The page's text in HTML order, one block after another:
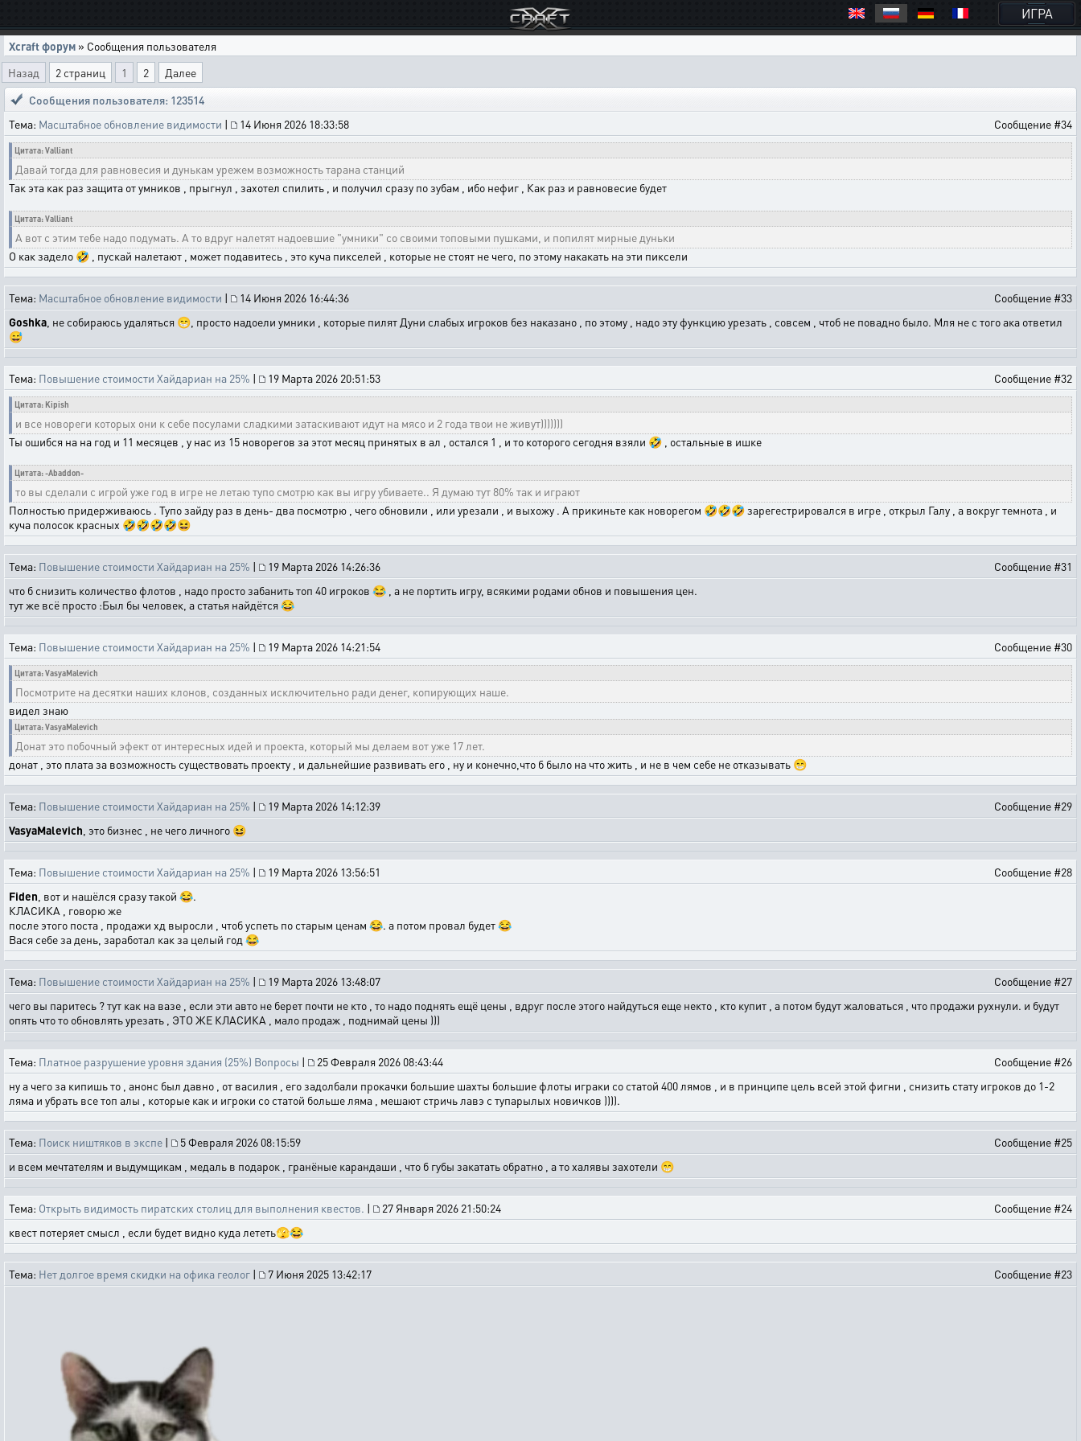
ИГРА
Xcraft форум » Сообщения пользователя
Назад
2 страниц 1 2
Далее
Сообщения пользователя: 123514
Тема: Масштабное обновление видимости | 14 Июня 2026 18:33:58 Сообщение #34
Цитата: Valliant
Давай тогда для равновесия и дунькам урежем возможность тарана станций
Так эта как раз защита от умников , прыгнул , захотел спилить , и получил сразу по зубам , ибо нефиг , Как раз и равновесие будет
Цитата: Valliant
А вот с этим тебе надо подумать. А то вдруг налетят надоевшие "умники" со своими топовыми пушками, и попилят мирные дуньки
О как задело 🤣 , пускай налетают , может подавитесь , это куча пикселей , которые не стоят не чего, по этому накакать на эти пиксели
Тема: Масштабное обновление видимости | 14 Июня 2026 16:44:36
Сообщение #33
Goshka , не собираюсь удаляться 😁, просто надоели умники , которые пилят Дуни слабых игроков без наказано , по этому , надо эту функцию урезать , совсем , чтоб не повадно было. Мля не с того ака ответил
😅
Тема: Повышение стоимости Хайдариан на 25% | 19 Марта 2026 20:51:53 Сообщение #32
Цитата: Kipish
и все новореги которых они к себе посулами сладкими затаскивают идут на мясо и 2 года твои не живут)))))))
Ты ошибся на на год и 11 месяцев , у нас из 15 новорегов за этот месяц принятых в ал , остался 1 , и то которого сегодня взяли 🤣 , остальные в ишке
Цитата: -Abaddon-
то вы сделали с игрой уже год в игре не летаю тупо смотрю как вы игру убиваете.. Я думаю тут 80% так и играют
Полностью придерживаюсь . Тупо зайду раз в день- два посмотрю , чего обновили , или урезали , и выхожу . А прикиньте как новорегом 🤣🤣🤣 зарегестрировался в игре , открыл Галу , а вокруг темнота , и
куча полосок красных 🤣🤣🤣🤣😆
Тема: Повышение стоимости Хайдариан на 25% | 19 Марта 2026 14:26:36
Сообщение #31
что б снизить количество флотов , надо просто забанить топ 40 игроков 😂 , а не портить игру, всякими родами обнов и повышения цен.
тут же всё просто :Был бы человек, а статья найдётся 😂
Тема: Повышение стоимости Хайдариан на 25% | 19 Марта 2026 14:21:54 Сообщение #30
Цитата: VasyaMalevich
Посмотрите на десятки наших клонов, созданных исключительно ради денег, копирующих наше.
видел знаю
Цитата: VasyaMalevich
Донат это побочный эфект от интересных идей и проекта, который мы делаем вот уже 17 лет.
донат , это плата за возможность существовать проекту , и дальнейшие развивать его , ну и конечно,что б было на что жить , и не в чем себе не отказывать 😁
Тема: Повышение стоимости Хайдариан на 25% | 19 Марта 2026 14:12:39
Сообщение #29
VasyaMalevich , это бизнес , не чего личного 😆
Тема: Повышение стоимости Хайдариан на 25% | 19 Марта 2026 13:56:51
Сообщение #28
Fiden , вот и нашёлся сразу такой 😂.
КЛАСИКА , говорю же
после этого поста , продажи хд выросли , чтоб успеть по старым ценам 😂. а потом провал будет 😂
Вася себе за день, заработал как за целый год 😂
Тема: Повышение стоимости Хайдариан на 25% | 19 Марта 2026 13:48:07
Сообщение #27
чего вы паритесь ? тут как на вазе , если эти авто не берет почти не кто , то надо поднять ещё цены , вдруг после этого найдуться еще некто , кто купит , а потом будут жаловаться , что продажи рухнули. и будут
опять что то обновлять урезать , ЭТО ЖЕ КЛАСИКА , мало продаж , поднимай цены )))
Тема: Платное разрушение уровня здания (25%) Вопросы | 25 Февраля 2026 08:43:44
Сообщение #26
ну а чего за кипишь то , анонс был давно , от василия , его задолбали прокачки большие шахты большие флоты играки со статой 400 лямов , и в принципе цель всей этой фигни , снизить стату игроков до 1-2
ляма и убрать все топ алы , которые как и игроки со статой больше ляма , мешают стричь лавэ с тупарылых новичков )))).
Тема: Поиск ништяков в экспе | 5 Февраля 2026 08:15:59
Сообщение #25
и всем мечтателям и выдумщикам , медаль в подарок , гранёные карандаши , что б губы закатать обратно , а то халявы захотели 😁
Тема: Открыть видимость пиратских столиц для выполнения квестов. | 27 Января 2026 21:50:24
Сообщение #24
квест потеряет смысл , если будет видно куда лететь🫣😂
Тема: Нет долгое время скидки на офика геолог | 7 Июня 2025 13:42:17 Сообщение #23